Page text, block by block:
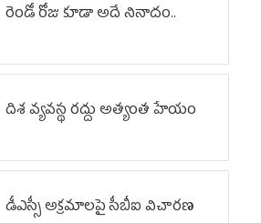
రెండో రోజు కూడా అదే నినాదం..
దిశ వ్యవస్థ రద్దు అత్యంత హేయం
డీఎస్సీ అక్రమాలపై సీబీఐ విచారణ